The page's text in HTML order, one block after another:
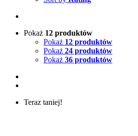
Pokaż 12 produktów
Pokaż 12 produktów
Pokaż 24 produktów
Pokaż 36 produktów
Teraz taniej!